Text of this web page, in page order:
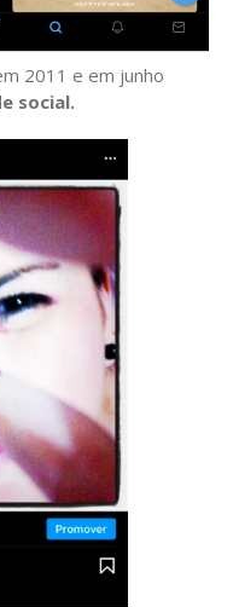
2011 e em junho
social.